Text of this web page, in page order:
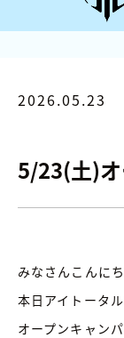
2026.05.23
5/23(土)オ
みなさんこんに
本日アイトータ
オープンキャン